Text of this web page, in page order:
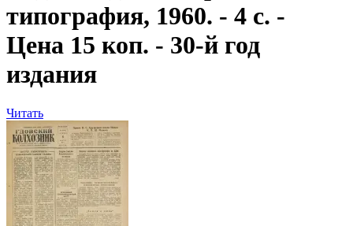
типография, 1960. - 4 с. -
Цена 15 коп. - 30-й год
издания
Читать